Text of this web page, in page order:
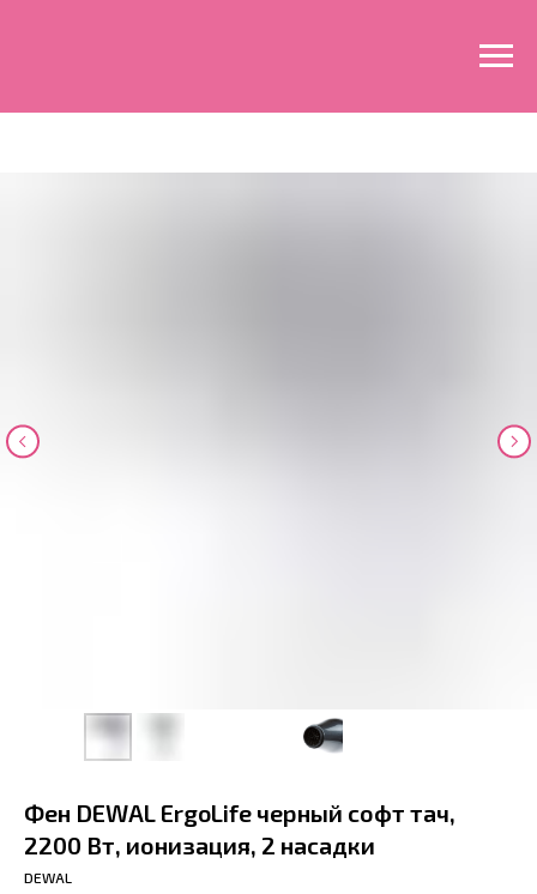
Фен DEWAL ErgoLife черный софт тач,
2200 Вт, ионизация, 2 насадки
DEWAL